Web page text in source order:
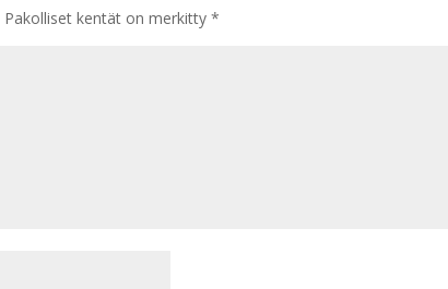
Pakolliset kentät on merkitty*